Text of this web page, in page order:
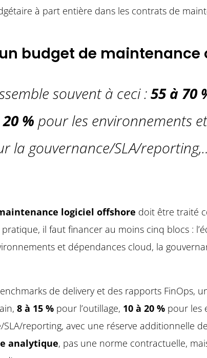
à part entière dans les contrats de
budget de maintenance
souvent à ceci :55 à 70
% pour les environnements
la gouvernance/SLA/
logiciel offshore doit être traité
il faut financer au moins cinq blocs :
et dépendances cloud, la
de delivery et des rapports FinOps,
8 à 15 % pour l’outillage, 10 à 20 % pour les
reporting, avec une réserve additionnelle de
analytique, pas une norme contractuelle,